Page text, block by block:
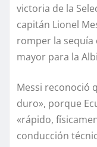
victoria de la
capitán Lionel
romper la sequía
mayor para la
Messi reconoció
duro», porque
«rápido,
conducción